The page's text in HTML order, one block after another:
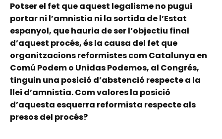
Potser el fet que aquest legalisme no pugui
portar ni l’amnistia ni la sortida de l’Estat
espanyol, que hauria de ser l’objectiu final
d’aquest procés, és la causa del fet que
organitzacions reformistes com Catalunya en
Comú Podem o Unidas Podemos, al Congrés,
tinguin una posició d’abstenció respecte a la
llei d’amnistia. Com valores la posició
d’aquesta esquerra reformista respecte als
presos del procés?